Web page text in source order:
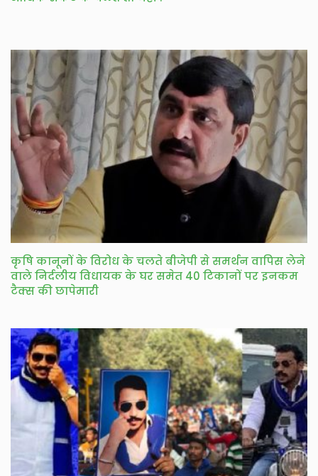
कृषि कानूनों के विरोध के चलते बीजेपी से समर्थन वापिस लेने
वाले निर्दलीय विधायक के घर समेत 40 टिकानों पर इनकम
टैक्स की छापेमारी